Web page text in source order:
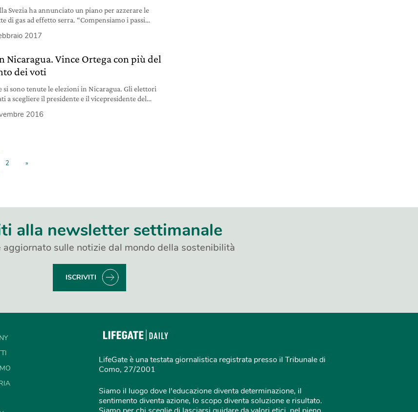
Svezia ha annunciato un piano per azzerare le
di gas ad effetto serra. “Compensiamo i passi
2017
Nicaragua. Vince Ortega con più del
dei voti
si sono tenute le elezioni in Nicaragua. Gli elettori
a scegliere il presidente e il vicepresidente del
Parlamento centroamericano,
2016
2 »
alla newsletter settimanale
aggiornato sulle notizie dal mondo della sostenibilità
ISCRIVITI
LifeGate è una testata giornalistica registrata presso il Tribunale di
Como, 27/2001
Siamo il luogo dove l'educazione diventa determinazione, il
sentimento diventa azione, lo scopo diventa soluzione e risultato.